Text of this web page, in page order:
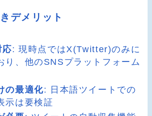
デメリット
応: 現時点ではX(Twitter)のみに
り、他のSNSプラットフォーム
の最適化: 日本語ツイートでの
示は要検証